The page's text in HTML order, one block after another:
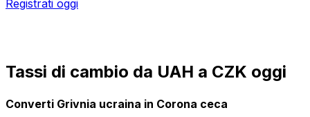
Registrati oggi
Tassi di cambio da UAH a CZK oggi
Converti Grivnia ucraina in Corona ceca